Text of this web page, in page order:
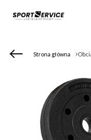
Strona główna